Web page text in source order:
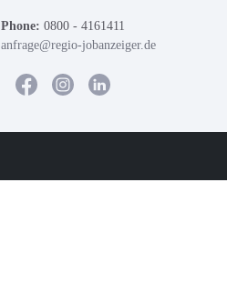
Phone: 0800 - 4161411
anfrage@regio-jobanzeiger.de